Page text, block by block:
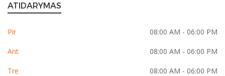
ATIDARYMAS
Pir 08:00 AM - 06:00 PM
Ant 08:00 AM - 06:00 PM
Tre 08:00 AM - 06:00 PM